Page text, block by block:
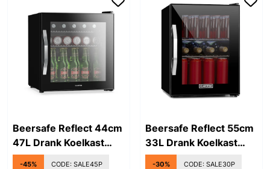
Beersafe Reflect 44cm
47L Drank Koelkast
met Glazen Deur Zwart
-45% CODE: SALE45P
Beersafe Reflect 55cm
33L Drank Koelkast
met Glazen Deur Zwart
-30% CODE: SALE30P